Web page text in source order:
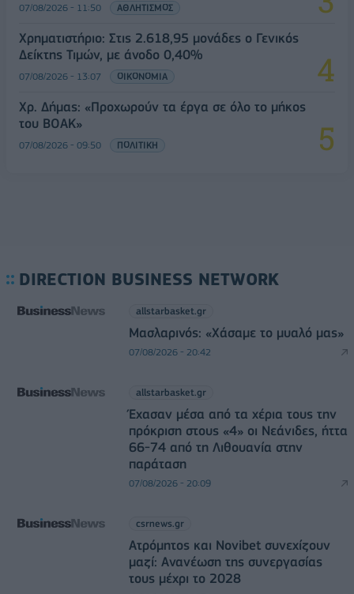
07/08/2026 - 11:50 ΑΘΛΗΤΙΣΜΟΣ
Χρηματιστήριο: Στις 2.618,95 μονάδες ο Γενικός
Δείκτης Τιμών, με άνοδο 0,40%
07/08/2026 - 13:07 ΟΙΚΟΝΟΜΙΑ
Χρ. Δήμας: «Προχωρούν τα έργα σε όλο το μήκος
του ΒΟΑΚ»
07/08/2026 - 09:50 ΠΟΛΙΤΙΚΗ
DIRECTION BUSINESS NETWORK
allstarbasket.gr
Μασλαρινός: «Χάσαμε το μυαλό μας»
07/08/2026 - 20:42
allstarbasket.gr
Έχασαν μέσα από τα χέρια τους την
πρόκριση στους «4» οι Νεάνιδες, ήττα
66-74 από τη Λιθουανία στην
παράταση
07/08/2026 - 20:09
csrnews.gr
Ατρόμητος και Novibet συνεχίζουν
μαζί: Ανανέωση της συνεργασίας
τους μέχρι το 2028